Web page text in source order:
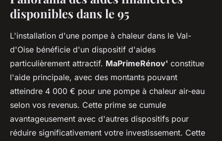
disponibles dans le 95
L'installation d'une pompe à chaleur dans le Val-
d'Oise bénéficie d'un dispositif d'aides
particulièrement attractif. MaPrimeRénov' constitue
l'aide principale, avec des montants pouvant
atteindre 4 000 € pour une pompe à chaleur air-eau
selon vos revenus. Cette prime se cumule
avantageusement avec d'autres dispositifs pour
réduire significativement votre investissement. Cette